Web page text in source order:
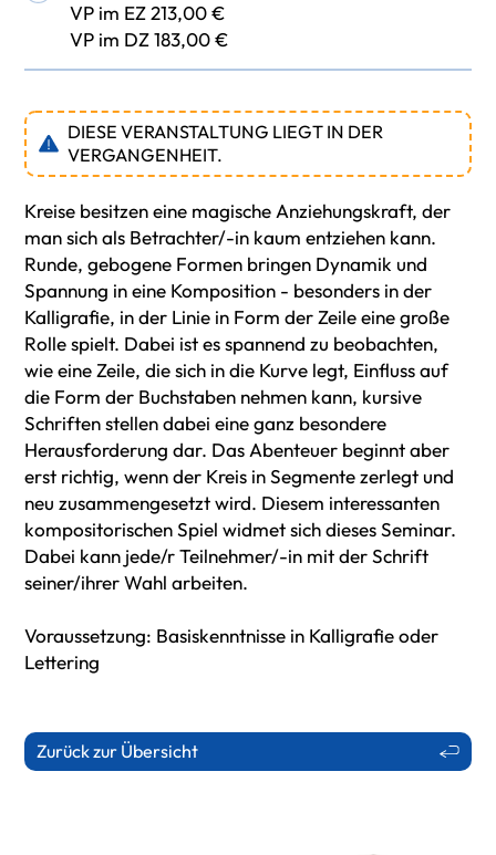
VP im EZ 213,00 €
VP im DZ 183,00 €
DIESE VERANSTALTUNG LIEGT IN DER
VERGANGENHEIT.
Kreise besitzen eine magische Anziehungskraft, der
man sich als Betrachter/-in kaum entziehen kann.
Runde, gebogene Formen bringen Dynamik und
Spannung in eine Komposition - besonders in der
Kalligrafie, in der Linie in Form der Zeile eine große
Rolle spielt. Dabei ist es spannend zu beobachten,
wie eine Zeile, die sich in die Kurve legt, Einfluss auf
die Form der Buchstaben nehmen kann, kursive
Schriften stellen dabei eine ganz besondere
Herausforderung dar. Das Abenteuer beginnt aber
erst richtig, wenn der Kreis in Segmente zerlegt und
neu zusammengesetzt wird. Diesem interessanten
kompositorischen Spiel widmet sich dieses Seminar.
Dabei kann jede/r Teilnehmer/-in mit der Schrift
seiner/ihrer Wahl arbeiten.
Voraussetzung: Basiskenntnisse in Kalligrafie oder
Lettering
Zurück zur Übersicht